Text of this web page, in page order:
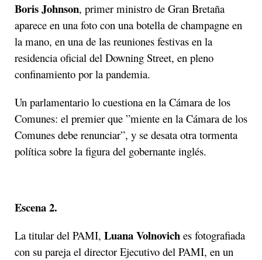
Boris Johnson, primer ministro de Gran Bretaña
aparece en una foto con una botella de champagne en
la mano, en una de las reuniones festivas en la
residencia oficial del Downing Street, en pleno
confinamiento por la pandemia.
Un parlamentario lo cuestiona en la Cámara de los
Comunes: el premier que ”miente en la Cámara de los
Comunes debe renunciar”, y se desata otra tormenta
política sobre la figura del gobernante inglés.
Escena 2.
La titular del PAMI, Luana Volnovich es fotografiada
con su pareja el director Ejecutivo del PAMI, en un